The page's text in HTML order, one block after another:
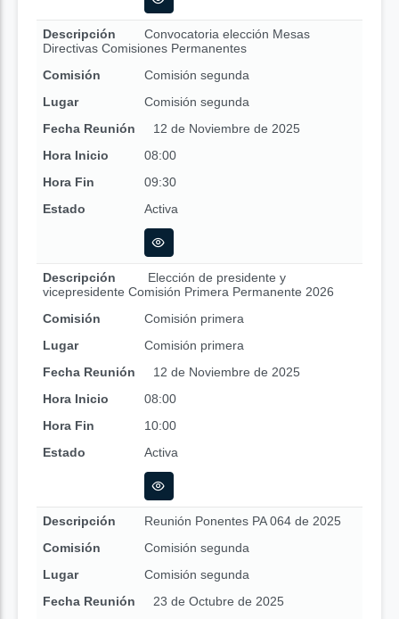
Descripción
Convocatoria elección Mesas
Directivas Comisiones Permanentes
Comisión
Comisión segunda
Lugar
Comisión segunda
Fecha Reunión
12 de Noviembre de 2025
Hora Inicio
08:00
Hora Fin
09:30
Estado
Activa
Descripción
Elección de presidente y
vicepresidente Comisión Primera Permanente 2026
Comisión
Comisión primera
Lugar
Comisión primera
Fecha Reunión
12 de Noviembre de 2025
Hora Inicio
08:00
Hora Fin
10:00
Estado
Activa
Descripción
Reunión Ponentes PA 064 de 2025
Comisión
Comisión segunda
Lugar
Comisión segunda
Fecha Reunión
23 de Octubre de 2025